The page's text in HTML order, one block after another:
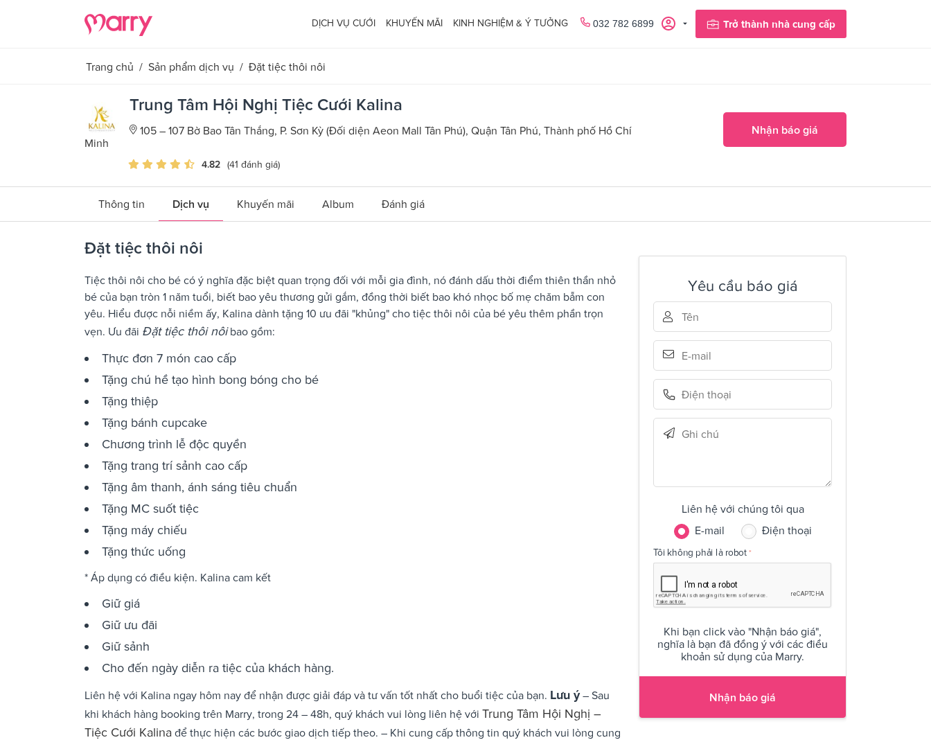
Trở thành nhà cung cấp
032 782 6899
DỊCH VỤ CƯỚI KHUYẾN MÃI KINH NGHIỆM & Ý TƯỞNG
Trang chủ / Sản phẩm dịch vụ / Đặt tiệc thôi nôi
Trung Tâm Hội Nghị Tiệc Cưới Kalina
105 – 107 Bờ Bao Tân Thắng, P. Sơn Kỳ (Đối diện Aeon Mall Tân Phú), Quận Tân Phú, Thành phố Hồ Chí
Minh
4.82 (41 đánh giá)
Nhận báo giá
Thông tin Dịch vụ Khuyến mãi Album Đánh giá
Đặt tiệc thôi nôi
Tiệc thôi nôi cho bé có ý nghĩa đặc biệt quan trọng đối với mỗi gia đình, nó đánh dấu thời điểm thiên thần nhỏ
bé của bạn tròn 1 năm tuổi, biết bao yêu thương gửi gắm, đồng thời biết bao khó nhọc bố mẹ chăm bẵm con
yêu. Hiểu được nỗi niềm ấy, Kalina dành tặng 10 ưu đãi "khủng" cho tiệc thôi nôi của bé yêu thêm phần trọn
vẹn. Ưu đãi Đặt tiệc thôi nôibao gồm:
Thực đơn 7 món cao cấp
Tặng chú hề tạo hình bong bóng cho bé
Tặng thiệp
Tặng bánh cupcake
Chương trình lễ độc quyền
Tặng trang trí sảnh cao cấp
Tặng âm thanh, ánh sáng tiêu chuẩn
Tặng MC suốt tiệc
Tặng máy chiếu
Tặng thức uống
* Áp dụng có điều kiện. Kalina cam kết
Giữ giá
Giữ ưu đãi
Giữ sảnh
Cho đến ngày diễn ra tiệc của khách hàng.
Liên hệ với Kalina ngay hôm nay để nhận được giải đáp và tư vấn tốt nhất cho buổi tiệc của bạn. Lưu ý– Sau
khi khách hàng booking trên Marry, trong 24 – 48h, quý khách vui lòng liên hệ với Trung Tâm Hội Nghị –
Tiệc Cưới Kalina để thực hiện các bước giao dịch tiếp theo. – Khi cung cấp thông tin quý khách vui lòng cung
Yêu cầu báo giá
Liên hệ với chúng tôi qua
E-mail
Điện thoại
Tôi không phải là robot
Khi bạn click vào "Nhận báo giá",
nghĩa là bạn đã đồng ý với các điều
khoản sử dụng của Marry.
Nhận báo giá